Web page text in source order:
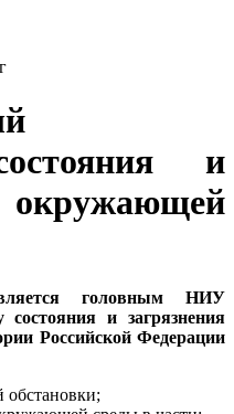
и
головным НИУ
состояния и загрязнения
Российской Федерации